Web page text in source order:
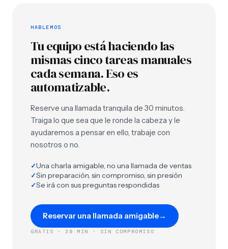
HABLEMOS
Tu equipo está haciendo las
mismas cinco tareas manuales
cada semana. Eso es
automatizable.
Reserve una llamada tranquila de 30 minutos.
Traiga lo que sea que le ronde la cabeza y le
ayudaremos a pensar en ello, trabaje con
nosotros o no.
✓Una charla amigable, no una llamada de ventas
✓Sin preparación, sin compromiso, sin presión
✓Se irá con sus preguntas respondidas
Reservar una llamada amigable→
GRATIS · 30 MIN · SIN COMPROMISO